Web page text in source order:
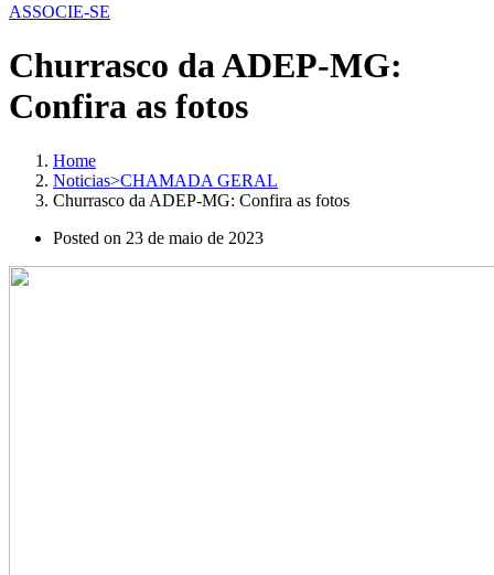
ASSOCIE-SE
Churrasco da ADEP-MG:
Confira as fotos
Home
Noticias>CHAMADA GERAL
Churrasco da ADEP-MG: Confira as fotos
Posted on 23 de maio de 2023